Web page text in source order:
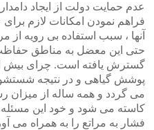
عدم حمایت دولت از ایجاد
فراهم نمودن امکانات لازم
آنها ، سبب استفاده بی رویه
حتی این معضل به مناطق
گسترش یافته است. چرای بیش
پوشش گیاهی و در نتیجه
می گردد و همه ساله از میزان
کاسته می شود و خود این
فشار به مراتع را به همراه می